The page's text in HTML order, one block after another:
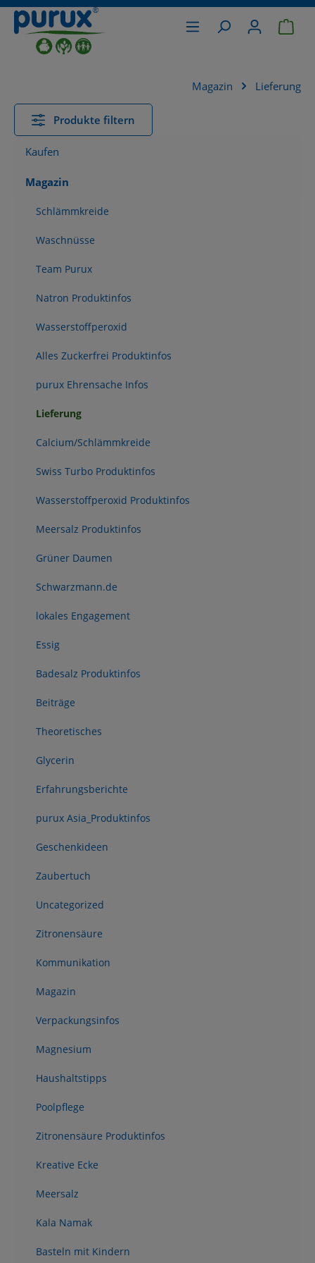
springen
Magazin Lieferung
Produkte filtern
Kaufen
Magazin
Schlämmkreide
Waschnüsse
Team Purux
Natron Produktinfos
Wasserstoffperoxid
Alles Zuckerfrei Produktinfos
purux Ehrensache Infos
Lieferung
Calcium/Schlämmkreide
Swiss Turbo Produktinfos
Wasserstoffperoxid Produktinfos
Meersalz Produktinfos
Grüner Daumen
Schwarzmann.de
lokales Engagement
Essig
Badesalz Produktinfos
Beiträge
Theoretisches
Glycerin
Erfahrungsberichte
purux Asia_Produktinfos
Geschenkideen
Zaubertuch
Uncategorized
Zitronensäure
Kommunikation
Magazin
Verpackungsinfos
Magnesium
Haushaltstipps
Poolpflege
Zitronensäure Produktinfos
Kreative Ecke
Meersalz
Kala Namak
Basteln mit Kindern